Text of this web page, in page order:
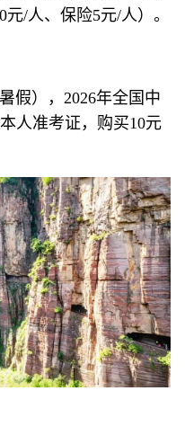
/人、保险5元/人）。
假），2026年全国中
人准考证，购买10元